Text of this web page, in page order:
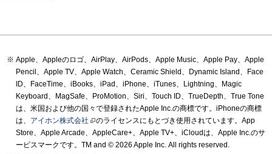
Apple、Appleのロゴ、AirPlay、AirPods、Apple Music、Apple Pay、Apple
Pencil、Apple TV、Apple Watch、Ceramic Shield、Dynamic Island、Face
ID、FaceTime、iBooks、iPad、iPhone、iTunes、Lightning、Magic
Keyboard、MagSafe、ProMotion、Siri、Touch ID、TrueDepth、True Tone
は、米国および他の国々で登録されたApple Inc.の商標です。iPhoneの商標
は、 アイホン株式会社
のライセンスにもとづき使用されています。App
Store、Apple Arcade、AppleCare+、Apple TV+、iCloudは、Apple Inc.のサ
ービスマークです。TM and © 2026 Apple Inc. All rights reserved.